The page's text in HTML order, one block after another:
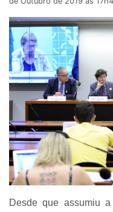
Desde que assumiu